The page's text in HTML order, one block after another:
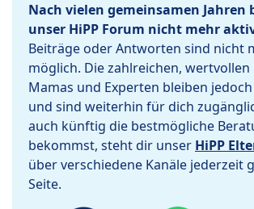
Nach vielen gemeinsamen Jahren
unser HiPP Forum nicht mehr
Beiträge oder Antworten sind nicht
möglich. Die zahlreichen,
Mamas und Experten bleiben
und sind weiterhin für dich
auch künftig die bestmögliche
bekommst, steht dir unser HiPP
über verschiedene Kanäle jederzeit
Seite.